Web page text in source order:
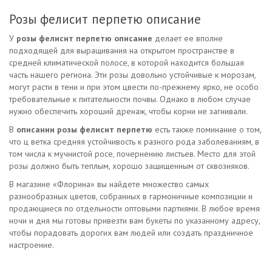
Розы фелисит перпетю описание
У розы фелисит перпетю описание делает ее вполне
подходящей для выращивания на открытом пространстве в
средней климатической полосе, в которой находится большая
часть нашего региона. Эти розы довольно устойчивые к морозам,
могут расти в тени и при этом цвести по-прежнему ярко, не особо
требовательные к питательности почвы. Однако в любом случае
нужно обеспечить хороший дренаж, чтобы корни не загнивали.
В описании розы фелисит перпетю есть также поминание о том,
что ц ветка средняя устойчивость к разного рода заболеваниям, в
том числа к мучнистой росе, почернению листьев. Место для этой
розы должно быть теплым, хорошо защищенным от сквозняков.
В магазине «Флорина» вы найдете множество самых
разнообразных цветов, собранных в гармоничные композиции и
продающиеся по отдельности оптовыми партиями. В любое время
ночи и дня мы готовы привезти вам букеты по указанному адресу,
чтобы порадовать дорогих вам людей или создать праздничное
настроение.